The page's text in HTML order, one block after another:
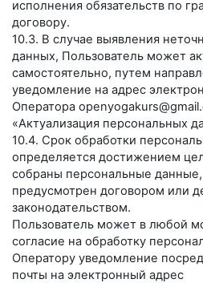
исполнения обязательств по
договору.
10.3. В случае выявления
данных, Пользователь может
самостоятельно, путем
уведомление на адрес
Оператора
«Актуализация персональных
10.4. Срок обработки
определяется достижением
собраны персональные
предусмотрен договором или
законодательством.
Пользователь может в любой
согласие на обработку
Оператору уведомление
почты на электронный адрес